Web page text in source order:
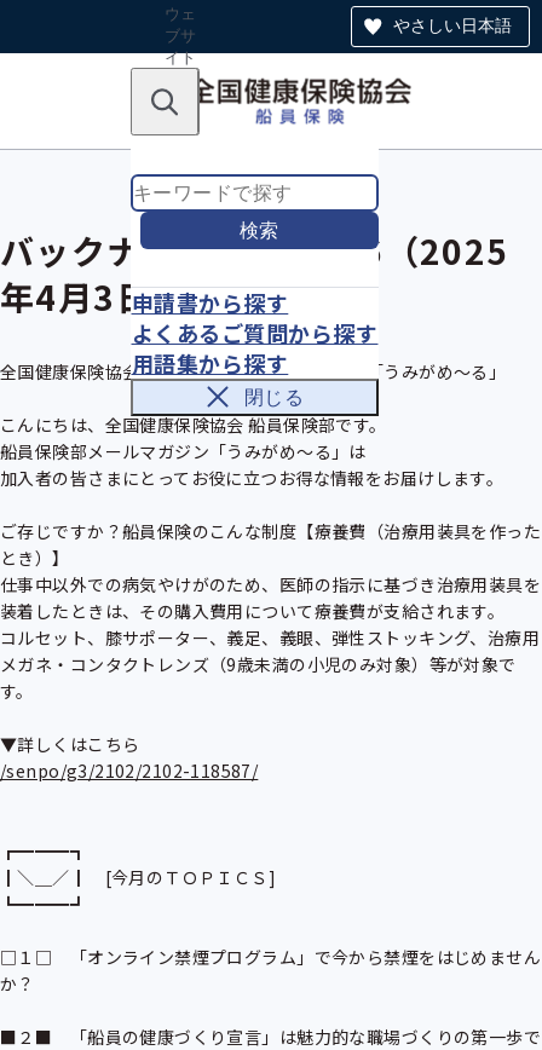
やさしい日本語
ウェ
ブサ
イト
のナ
ン
キーワードで探す
検索
申請書から探す
よくあるご質問から探す
用語集から探す
閉じる
バックナンバーVol.116（2025
年4月3日発行）
全国健康保険協会　船員保険部メールマガジン「うみがめ〜る」
こんにちは、全国健康保険協会 船員保険部です。
船員保険部メールマガジン「うみがめ～る」は
加入者の皆さまにとってお役に立つお得な情報をお届けします。
ご存じですか？船員保険のこんな制度【療養費（治療用装具を作った
とき）】
仕事中以外での病気やけがのため、医師の指示に基づき治療用装具を
装着したときは、その購入費用について療養費が支給されます。
コルセット、膝サポーター、義足、義眼、弾性ストッキング、治療用
メガネ・コンタクトレンズ（9歳未満の小児のみ対象）等が対象で
す。
/senpo/g3/2102/2102-118587/
┏━━━┓
┃＼＿／┃　[今月のＴＯＰＩＣＳ]
┗━━━┛
□１□　「オンライン禁煙プログラム」で今から禁煙をはじめません
か？
■２■　「船員の健康づくり宣言」は魅力的な職場づくりの第一歩で